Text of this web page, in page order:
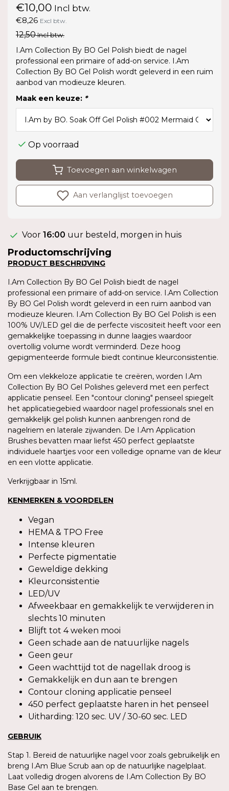
€10,00 Incl btw.
€8,26 Excl btw.
12,50Incl btw.
I.Am Collection By BO Gel Polish biedt de nagel
professional een primaire of add-on service. I.Am
Collection By BO Gel Polish wordt geleverd in een ruim
aanbod van modieuze kleuren.
Maak een keuze: *
Op voorraad
Toevoegen aan winkelwagen
Aan verlanglijst toevoegen
Voor 16:00 uur besteld, morgen in huis
Productomschrijving
PRODUCT BESCHRIJVING
I.Am Collection By BO Gel Polish biedt de nagel
professional een primaire of add-on service. I.Am Collection
By BO Gel Polish wordt geleverd in een ruim aanbod van
modieuze kleuren. I.Am Collection By BO Gel Polish is een
100% UV/LED gel die de perfecte viscositeit heeft voor een
gemakkelijke toepassing in dunne laagjes waardoor
overtollig volume wordt verminderd. Deze hoog
gepigmenteerde formule biedt continue kleurconsistentie.
Om een vlekkeloze applicatie te creëren, worden I.Am
Collection By BO Gel Polishes geleverd met een perfect
applicatie penseel. Een "contour cloning" penseel spiegelt
het applicatiegebied waardoor nagel professionals snel en
gemakkelijk gel polish kunnen aanbrengen rond de
nagelriem en laterale zijwanden. De I.Am Application
Brushes bevatten maar liefst 450 perfect geplaatste
individuele haartjes voor een volledige opname van de kleur
en een vlotte applicatie.
Verkrijgbaar in 15ml.
KENMERKEN & VOORDELEN
Vegan
HEMA & TPO Free
Intense kleuren
Perfecte pigmentatie
Geweldige dekking
Kleurconsistentie
LED/UV
Afweekbaar en gemakkelijk te verwijderen in
slechts 10 minuten
Blijft tot 4 weken mooi
Geen schade aan de natuurlijke nagels
Geen geur
Geen wachttijd tot de nagellak droog is
Gemakkelijk en dun aan te brengen
Contour cloning applicatie penseel
450 perfect geplaatste haren in het penseel
Uitharding: 120 sec. UV / 30-60 sec. LED
GEBRUIK
Stap 1. Bereid de natuurlijke nagel voor zoals gebruikelijk en
breng I.Am Blue Scrub aan op de natuurlijke nagelplaat.
Laat volledig drogen alvorens de I.Am Collection By BO
Base Gel aan te brengen.